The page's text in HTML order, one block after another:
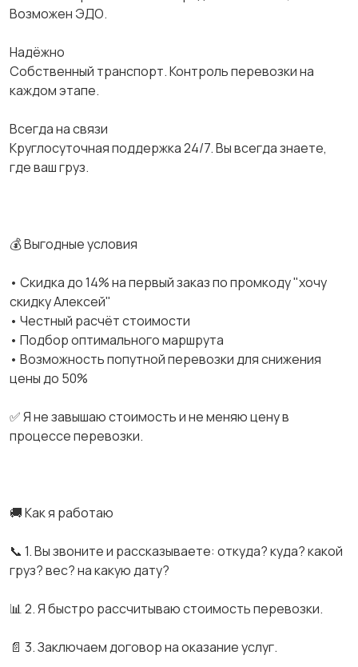
Возможен ЭДО.
Надёжно
Собственный транспорт. Контроль перевозки на
каждом этапе.
Всегда на связи
Круглосуточная поддержка 24/7. Вы всегда знаете,
где ваш груз.
💰 Выгодные условия
• Скидка до 14% на первый заказ по промкоду "хочу
скидку Алексей"
• Честный расчёт стоимости
• Подбор оптимального маршрута
• Возможность попутной перевозки для снижения
цены до 50%
✅ Я не завышаю стоимость и не меняю цену в
процессе перевозки.
🚚 Как я работаю
📞 1. Вы звоните и рассказываете: откуда? куда? какой
груз? вес? на какую дату?
📊 2. Я быстро рассчитываю стоимость перевозки.
📄 3. Заключаем договор на оказание услуг.